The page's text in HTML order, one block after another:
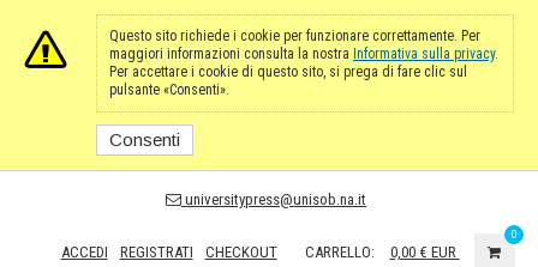
Questo sito richiede i cookie per funzionare correttamente. Per
maggiori informazioni consulta la nostra Informativa sulla privacy.
Per accettare i cookie di questo sito, si prega di fare clic sul
pulsante «Consenti».
Consenti
universitypress@unisob.na.it
ACCEDI REGISTRATI CHECKOUT CARRELLO: 0,00 € EUR
0